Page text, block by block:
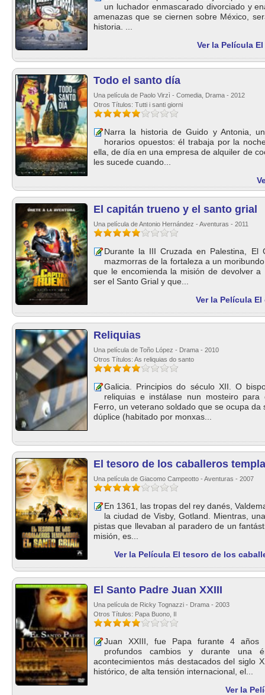
un luchador enmascarado divorciado y
amenazas que se ciernen sobre México,
historia. ...
Ver la Película
Todo el santo día
Una película de Paolo Virzì - Comedia, Drama - 2012
Otros Títulos: Tutti i santi giorni
Narra la historia de Guido y Antonia,
horarios opuestos: él trabaja por la
ella, de día en una empresa de alquiler de
les sucede cuando...
El capitán trueno y el santo grial
Una película de Antonio Hernández - Aventuras - 2011
Durante la III Cruzada en Palestina, El
mazmorras de la fortaleza a un
que le encomienda la misión de devolver
ser el Santo Grial y que...
Ver la Película
Reliquias
Una película de Toño López - Drama - 2010
Otros Títulos: As reliquias do santo
Galicia. Principios do século XII. O
reliquias e instálase nun mosteiro para
Ferro, un veterano soldado que se ocupa
dúplice (habitado por monxas...
El tesoro de los caballeros
Una película de Giacomo Campeotto - Aventuras - 2007
En 1361, las tropas del rey danés,
la ciudad de Visby, Gotland. Mientras,
pistas que llevaban al paradero de un
misión, es...
Ver la Película El tesoro de los
El Santo Padre Juan XXIII
Una película de Ricky Tognazzi - Drama - 2003
Otros Títulos: Papa Buono, Il
Juan XXIII, fue Papa furante 4 años
profundos cambios y durante una
acontecimientos más destacados del siglo
histórico, de alta tensión internacional, el...
Ver la